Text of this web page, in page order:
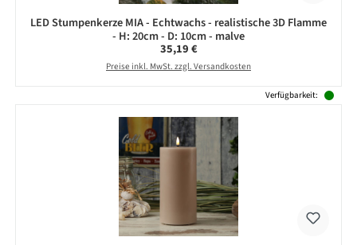
LED Stumpenkerze MIA - Echtwachs - realistische 3D Flamme
- H: 20cm - D: 10cm - malve
Regulärer Preis:
35,19 €
Preise inkl. MwSt. zzgl. Versandkosten
Verfügbarkeit: